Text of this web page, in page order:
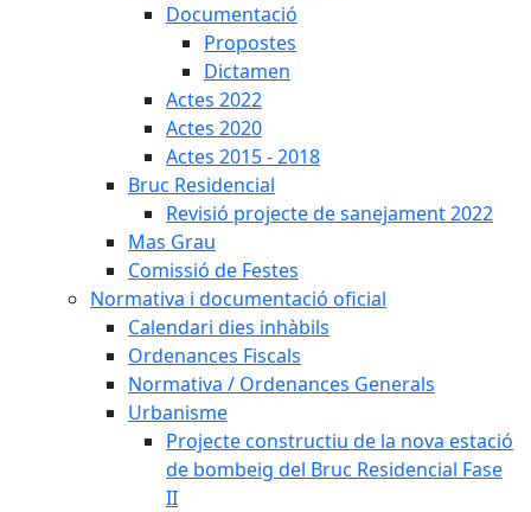
Documentació
Propostes
Dictamen
Actes 2022
Actes 2020
Actes 2015 - 2018
Bruc Residencial
Revisió projecte de sanejament 2022
Mas Grau
Comissió de Festes
Normativa i documentació oficial
Calendari dies inhàbils
Ordenances Fiscals
Normativa / Ordenances Generals
Urbanisme
Projecte constructiu de la nova estació
de bombeig del Bruc Residencial Fase
II